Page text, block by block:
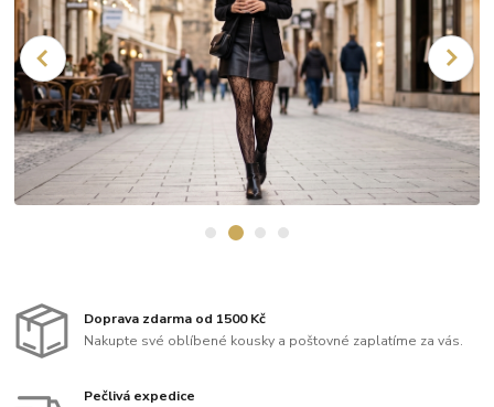
Doprava zdarma od 1500 Kč
Nakupte své oblíbené kousky a poštovné zaplatíme za vás.
Pečlivá expedice